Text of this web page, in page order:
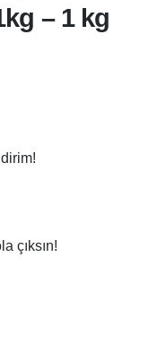
– 1 kg
çıksın!